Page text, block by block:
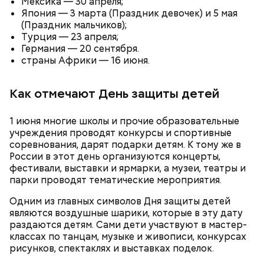
Япония — 3 марта (Праздник девочек) и 5 мая
(Праздник мальчиков);
Турция — 23 апреля;
Германия — 20 сентября.
страны Африки — 16 июня.
Как отмечают День защиты детей
1 июня многие школы и прочие образовательные
учреждения проводят конкурсы и спортивные
соревнования, дарят подарки детям. К тому же в
России в этот день организуются концерты,
фестивали, выставки и ярмарки, а музеи, театры и
парки проводят тематические мероприятия.
Одним из главных символов Дня защиты детей
являются воздушные шарики, которые в эту дату
раздаются детям. Сами дети участвуют в мастер-
классах по танцам, музыке и живописи, конкурсах
рисунков, спектаклях и выставках поделок.
— Кабачки нужно натереть длинными слайсами
(это можно сделать на специальной терке),
Дальше нужно добавить немного растительного
масла, соль, а сверху бросить хаотично
порезанную брынзу. Затем добавляются помидоры
черри или грунтовые, — рассказал шеф-повар.
— Там может содержаться огромное количество
нитратов, которое вызовет головокружение,
гипоксию и ухудшение физического состояния, —
предостерегла Соломатина.
Также не нужно есть дыню до корки, потому что
именно там скапливаются нитраты. И важно
тщательно ее мыть, чтобы не отравиться, добавила
собеседница «ВМ».